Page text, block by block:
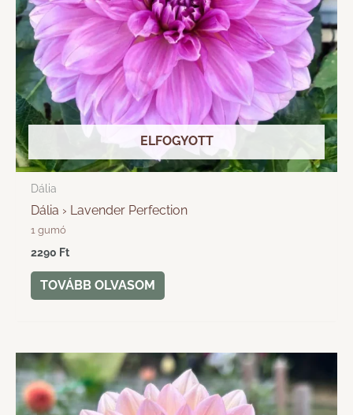
ELFOGYOTT
Dália
Dália › Lavender Perfection
1 gumó
2290 Ft
TOVÁBB OLVASOM